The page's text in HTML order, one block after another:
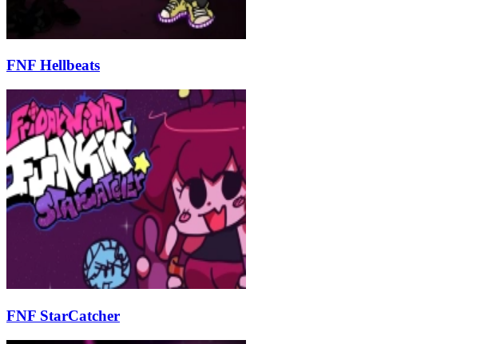
FNF Hellbeats
FNF StarCatcher